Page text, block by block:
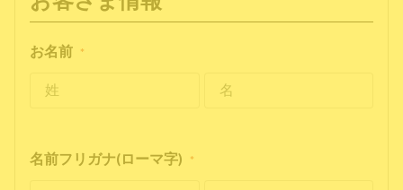
お名前 *
名前フリガナ(ローマ字) *